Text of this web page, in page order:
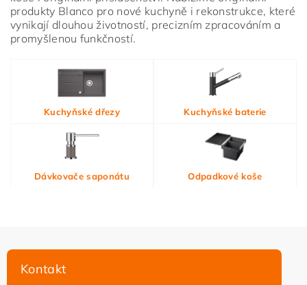
Vložením hodnocení souhlasíte s
podmínkami ochrany
osobních údajů
produkty Blanco pro nové kuchyně i rekonstrukce, které
vynikají dlouhou životností, precizním zpracováním a
promyšlenou funkčností.
Kuchyňské dřezy Kuchyňské baterie
Dávkovače saponátu Odpadkové koše
Kontakt